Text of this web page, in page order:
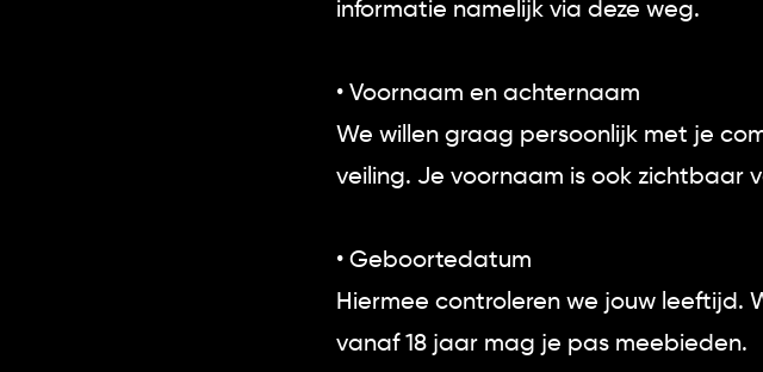
informatie namelijk via deze weg.
• Voornaam en achternaam
We willen graag persoonlijk met je
veiling. Je voornaam is ook zichtbaar
• Geboortedatum
Hiermee controleren we jouw leeftijd.
vanaf 18 jaar mag je pas meebieden.